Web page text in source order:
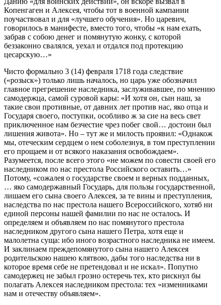
Копенгаген и Алексея, чтобы тот в военной кампании
поучаствовал и для «лучшего обучения». Но царевич,
говорилось в манифесте, вместо того, чтобы «к нам ехать,
забрав с собою денег и помянутую жонку, с которой
беззаконно свалялся, уехал и отдался под протекцию
цесарскую…»
Чисто формально 3 (14) февраля 1718 года следствие
(«розыск») только лишь началось, но царь уже обозначил
главное прегрешение наследника, заслуживавшее, по мнению
самодержца, самой суровой кары: «И хотя он, сын наш, за
такие свои противные, от давних лет против нас, яко отца и
Государя своего, поступки, особливо ж за сие на весь свет
приключенное нам безчестие чрез побег свой… достоин был
лишения живота». Но – тут же и милость проявил: «Однакож
мы, отеческим сердцем о нем соболезнуя, в том преступлении
его прощаем и от всякого наказания освобождаем».
Разумеется, после всего этого «не можем по совести своей его
наследником по нас престола Российского оставить…»
Потому, «сожалея о государстве своем и верных подданных,
… яко самодержавный Государь, для пользы государственной,
лишаем его сына своего Алексея, за те вины и преступления,
наследства по нас престола нашего Всероссийского, хотяб ни
единой персоны нашей фамилии по нас не осталось. И
определяем и объявляем по нас помянутого престола
наследником другого сына нашего Петра, хотя еще и
малолетна суща: ибо иного возрастного наследника не имеем.
И заклинаем преждепомянутого сына нашего Алексея
родительскою нашею клятвою, дабы того наследства ни в
которое время себе не претендовал и не искал». Попутно
самодержец не забыл грозно остеречь тех, кто рискнул бы
полагать Алексея наследником престола: тех «изменниками
нам и отечеству объявляем».